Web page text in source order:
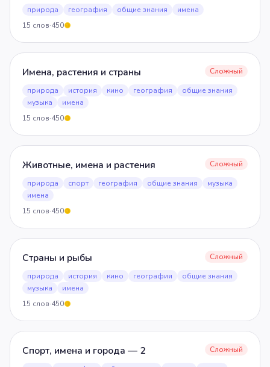
природа
география общие знания
имена
15 слов·450
Имена, растения и страны
Сложный
природа
история кино география
общие знания
музыка
имена
15 слов·450
Животные, имена и растения
Сложный
природа
спорт география общие знания
музыка
имена
15 слов·450
Страны и рыбы
Сложный
природа
история кино география
общие знания
музыка
имена
15 слов·450
Спорт, имена и города — 2
Сложный